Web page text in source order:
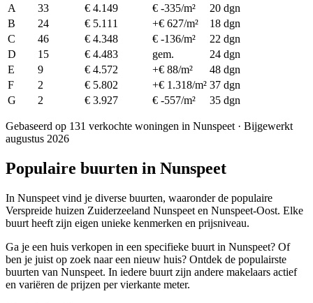
A
33 € 4.149 € -335/m²
20 dgn
B
24 € 5.111 +€ 627/m²
18 dgn
C
46 € 4.348 € -136/m²
22 dgn
D
15 € 4.483 gem.
24 dgn
E
9 € 4.572 +€ 88/m²
48 dgn
F
2 € 5.802 +€ 1.318/m² 37 dgn
G
2 € 3.927 € -557/m² 35 dgn
Gebaseerd op 131 verkochte woningen in Nunspeet · Bijgewerkt
augustus 2026
Populaire buurten in Nunspeet
In Nunspeet vind je diverse buurten, waaronder de populaire
Verspreide huizen Zuiderzeeland Nunspeet en Nunspeet-Oost. Elke
buurt heeft zijn eigen unieke kenmerken en prijsniveau.
Ga je een huis verkopen in een specifieke buurt in Nunspeet? Of
ben je juist op zoek naar een nieuw huis? Ontdek de populairste
buurten van Nunspeet. In iedere buurt zijn andere makelaars actief
en variëren de prijzen per vierkante meter.